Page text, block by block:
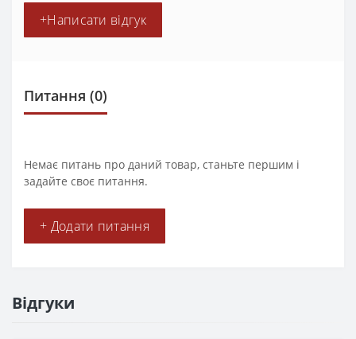
+Написати відгук
Питання (0)
Немає питань про даний товар, станьте першим і
задайте своє питання.
+ Додати питання
Відгуки